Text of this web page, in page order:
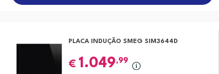
PLACA INDUÇÃO SMEG SIM3644D
€ 1.049,99